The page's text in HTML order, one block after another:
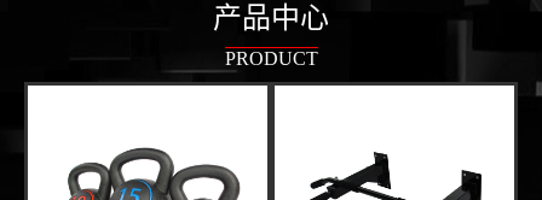
产品中心
PRODUCT